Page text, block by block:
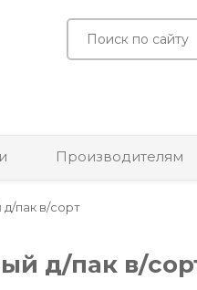
Производителям
пак в/сорт
д/пак в/